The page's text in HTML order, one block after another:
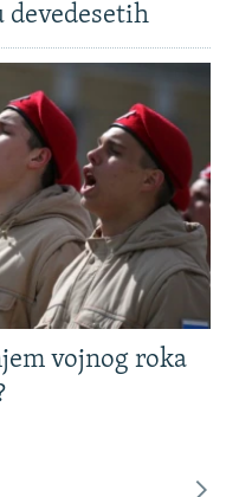
vojnog roka